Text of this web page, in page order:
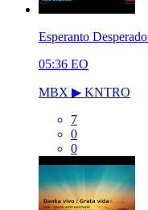
Esperanto
05:36 EO
MBX ▶ KNTRO
7
0
0